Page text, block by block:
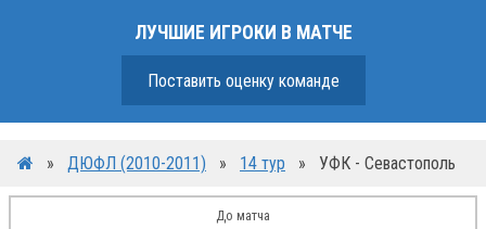
ЛУЧШИЕ ИГРОКИ В МАТЧЕ
Поставить оценку команде
» ДЮФЛ (2010-2011) » 14 тур » УФК - Севастополь
До матча